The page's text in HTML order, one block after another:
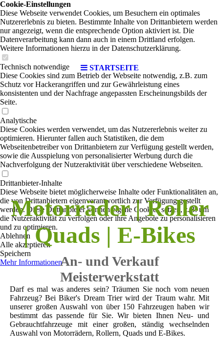
STARTSEITE
Motorräder | Roller
| Quads | E-Bikes
An- und Verkauf
Meisterwerkstatt
Darf es mal was anderes sein? Träumen Sie noch vom neuen
Fahrzeug? Bei Biker's Dream Trier wird der Traum wahr. Mit
unserer großen Auswahl von über 150 Fahrzeugen haben wir
bestimmt das passende für Sie. Wir bieten Ihnen Neu- und
Gebrauchtfahrzeuge mit einer großen, ständig wechselnden
Auswahl von Motorrädern, Rollern, Quads und E-Bikes.
Cookie-Einstellungen
Diese Webseite verwendet Cookies, um Besuchern ein optimales
Nutzererlebnis zu bieten. Bestimmte Inhalte von Drittanbietern werden
nur angezeigt, wenn die entsprechende Option aktiviert ist. Die
Datenverarbeitung kann dann auch in einem Drittland erfolgen.
Weitere Informationen hierzu in der Datenschutzerklärung.
Technisch notwendige
Diese Cookies sind zum Betrieb der Webseite notwendig, z.B. zum
Schutz vor Hackerangriffen und zur Gewährleistung eines
konsistenten und der Nachfrage angepassten Erscheinungsbilds der
Seite.
Analytische
Diese Cookies werden verwendet, um das Nutzererlebnis weiter zu
optimieren. Hierunter fallen auch Statistiken, die dem
Webseitenbetreiber von Drittanbietern zur Verfügung gestellt werden,
sowie die Ausspielung von personalisierter Werbung durch die
Nachverfolgung der Nutzeraktivität über verschiedene Webseiten.
Drittanbieter-Inhalte
Diese Webseite bietet möglicherweise Inhalte oder Funktionalitäten an,
die von Drittanbietern eigenverantwortlich zur Verfügung gestellt
werden. Diese Drittanbieter können eigene Cookies setzen, z.B. um
die Nutzeraktivität zu verfolgen oder ihre Angebote zu personalisieren
und zu optimieren.
Ablehnen
Alle akzeptieren
Speichern
Mehr Informationen